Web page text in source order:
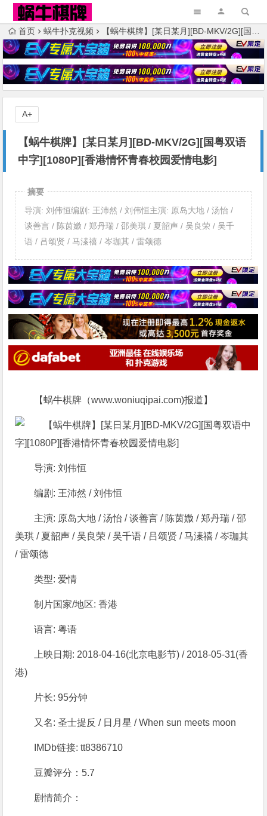
首页 蜗牛扑克视频 【蜗牛棋牌】[某日某月][BD-MKV/2G][国粤双语中字][1080P][香港情怀青春校园爱情电影]
【蜗牛棋牌】[某日某月][BD-MKV/2G][国粤双语
中字][1080P][香港情怀青春校园爱情电影]
A+
摘要
导演: 刘伟恒编剧: 王沛然 / 刘伟恒主演: 原岛大地 / 汤怡 /
谈善言 / 陈茵媺 / 郑丹瑞 / 邵美琪 / 夏韶声 / 吴良荣 / 吴千
语 / 吕颂贤 / 马溱禧 / 岑珈其 / 雷颂德
【蜗牛棋牌（www.woniuqipai.com)报道】
导演: 刘伟恒
编剧: 王沛然 / 刘伟恒
主演: 原岛大地 / 汤怡 / 谈善言 / 陈茵媺 / 郑丹瑞 / 邵
美琪 / 夏韶声 / 吴良荣 / 吴千语 / 吕颂贤 / 马溱禧 / 岑珈其
/ 雷颂德
类型: 爱情
制片国家/地区: 香港
语言: 粤语
上映日期: 2018-04-16(北京电影节) / 2018-05-31(香
港)
片长: 95分钟
又名: 圣士提反 / 日月星 / When sun meets moon
IMDb链接: tt8386710
豆瓣评分：5.7
剧情简介：